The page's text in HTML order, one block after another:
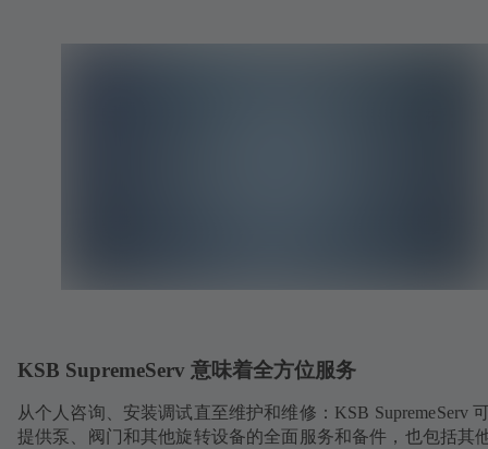
KSB SupremeServ 意味着全方位服务
从个人咨询、安装调试直至维护和维修：KSB SupremeServ
提供泵、阀门和其他旋转设备的全面服务和备件，也包括其